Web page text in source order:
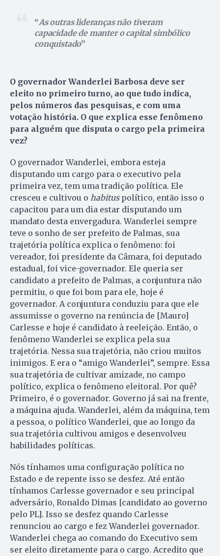
As outras lideranças não tiveram
capacidade de manter o capital simbólico
conquistado
O governador Wanderlei Barbosa deve ser
eleito no primeiro turno, ao que tudo indica,
pelos números das pesquisas, e com uma
votação história. O que explica esse fenômeno
para alguém que disputa o cargo pela primeira
vez?
O governador Wanderlei, embora esteja
disputando um cargo para o executivo pela
primeira vez, tem uma tradição política. Ele
cresceu e cultivou o habituspolítico, então isso o
capacitou para um dia estar disputando um
mandato desta envergadura. Wanderlei sempre
teve o sonho de ser prefeito de Palmas, sua
trajetória política explica o fenômeno: foi
vereador, foi presidente da Câmara, foi deputado
estadual, foi vice-governador. Ele queria ser
candidato a prefeito de Palmas, a conjuntura não
permitiu, o que foi bom para ele, hoje é
governador. A conjuntura conduziu para que ele
assumisse o governo na renúncia de [Mauro]
Carlesse e hoje é candidato à reeleição. Então, o
fenômeno Wanderlei se explica pela sua
trajetória. Nessa sua trajetória, não criou muitos
inimigos. E era o “amigo Wanderlei”, sempre. Essa
sua trajetória de cultivar amizade, no campo
político, explica o fenômeno eleitoral. Por quê?
Primeiro, é o governador. Governo já sai na frente,
a máquina ajuda. Wanderlei, além da máquina, tem
a pessoa, o político Wanderlei, que ao longo da
sua trajetória cultivou amigos e desenvolveu
habilidades políticas.
Nós tínhamos uma configuração política no
Estado e de repente isso se desfez. Até então
tínhamos Carlesse governador e seu principal
adversário, Ronaldo Dimas [candidato ao governo
pelo PL]. Isso se desfez quando Carlesse
renunciou ao cargo e fez Wanderlei governador.
Wanderlei chega ao comando do Executivo sem
ser eleito diretamente para o cargo. Acredito que